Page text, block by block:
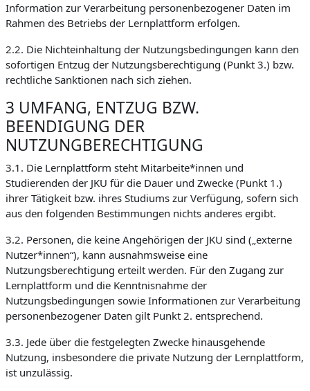
Information zur Verarbeitung personenbezogener Daten im
Rahmen des Betriebs der Lernplattform erfolgen.
2.2. Die Nichteinhaltung der Nutzungsbedingungen kann den
sofortigen Entzug der Nutzungsberechtigung (Punkt 3.) bzw.
rechtliche Sanktionen nach sich ziehen.
3 UMFANG, ENTZUG BZW.
BEENDIGUNG DER
NUTZUNGBERECHTIGUNG
3.1. Die Lernplattform steht Mitarbeite*innen und
Studierenden der JKU für die Dauer und Zwecke (Punkt 1.)
ihrer Tätigkeit bzw. ihres Studiums zur Verfügung, sofern sich
aus den folgenden Bestimmungen nichts anderes ergibt.
3.2. Personen, die keine Angehörigen der JKU sind („externe
Nutzer*innen“), kann ausnahmsweise eine
Nutzungsberechtigung erteilt werden. Für den Zugang zur
Lernplattform und die Kenntnisnahme der
Nutzungsbedingungen sowie Informationen zur Verarbeitung
personenbezogener Daten gilt Punkt 2. entsprechend.
3.3. Jede über die festgelegten Zwecke hinausgehende
Nutzung, insbesondere die private Nutzung der Lernplattform,
ist unzulässig.